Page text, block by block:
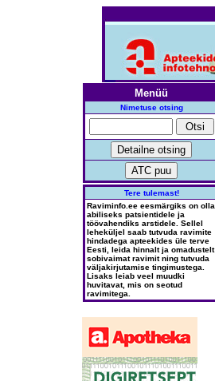
Menüü
Nimetuse otsing
Tere tulemast!
Raviminfo.ee eesmärgiks on olla
abiliseks patsientidele ja
töövahendiks arstidele. Sellel
leheküljel saab tutvuda ravimite
hindadega apteekides üle terve
Eesti, leida hinnalt ja omadustelt
sobivaimat ravimit ning tutvuda
väljakirjutamise tingimustega.
Lisaks leiab veel muudki
huvitavat, mis on seotud
ravimitega.